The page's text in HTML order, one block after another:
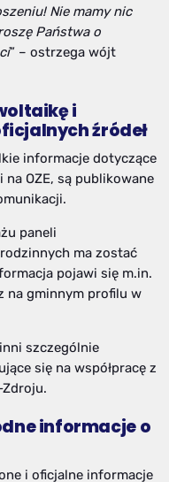
Nie mamy nic
Państwa o
” – ostrzega wójt
i
źródeł
informacje dotyczące
OZE, są publikowane
paneli
ma zostać
pojawi się m.in.
na gminnym profilu w
szczególnie
się na współpracę z
Zdroju.
informacje o
i oficjalne informacje